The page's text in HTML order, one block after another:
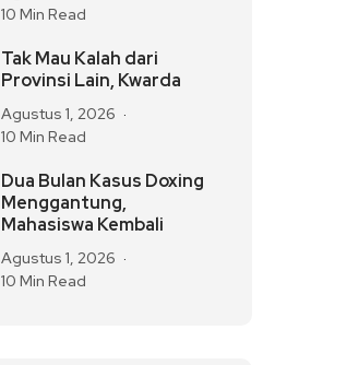
10 Min Read
Tak Mau Kalah dari
Provinsi Lain, Kwarda
Agustus 1, 2026
10 Min Read
Dua Bulan Kasus Doxing
Menggantung,
Mahasiswa Kembali
Agustus 1, 2026
10 Min Read